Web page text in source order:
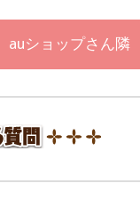
auショップさん隣